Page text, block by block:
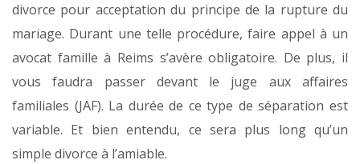
divorce pour acceptation du principe de la rupture du
mariage. Durant une telle procédure, faire appel à un
avocat famille à Reims s’avère obligatoire. De plus, il
vous faudra passer devant le juge aux affaires
familiales (JAF). La durée de ce type de séparation est
variable. Et bien entendu, ce sera plus long qu’un
simple divorce à l’amiable.